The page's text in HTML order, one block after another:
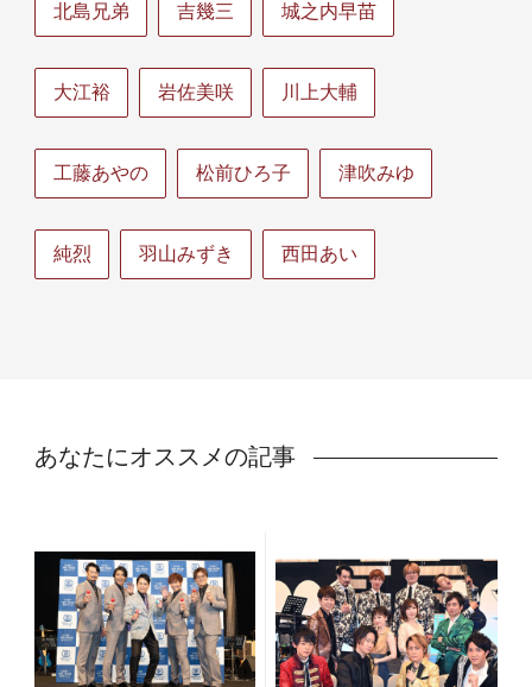
北島兄弟 吉幾三 城之内早苗
大江裕 岩佐美咲 川上大輔
工藤あやの 松前ひろ子 津吹みゆ
純烈 羽山みずき 西田あい
あなたにオススメの記事